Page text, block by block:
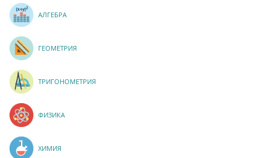
АЛГЕБРА
ГЕОМЕТРИЯ
ТРИГОНОМЕТРИЯ
ФИЗИКА
ХИМИЯ